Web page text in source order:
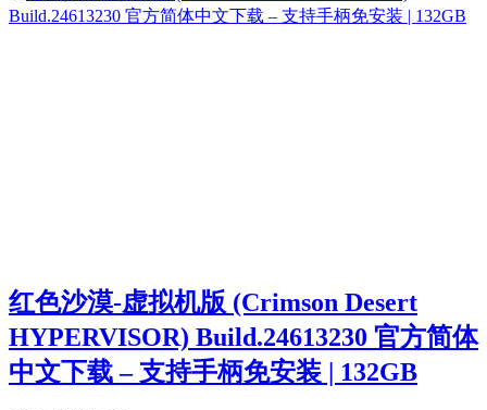
红色沙漠-虚拟机版 (Crimson Desert
HYPERVISOR) Build.24613230 官方简体
中文下载 – 支持手柄免安装 | 132GB